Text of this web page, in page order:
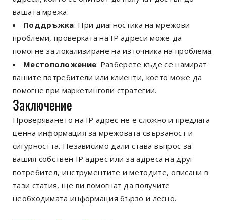
вашата мрежа.
Поддръжка: При диагностика на мрежови
проблеми, проверката на IP адреси може да
помогне за локализиране на източника на проблема.
Местоположение: Разберете къде се намират
вашите потребители или клиенти, което може да
помогне при маркетингови стратегии.
Заключение
Проверяването на IP адрес не е сложно и предлага
ценна информация за мрежовата свързаност и
сигурността. Независимо дали става въпрос за
вашия собствен IP адрес или за адреса на друг
потребител, инструментите и методите, описани в
тази статия, ще ви помогнат да получите
необходимата информация бързо и лесно.